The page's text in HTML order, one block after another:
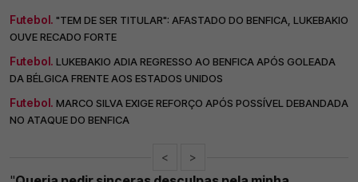
Futebol. "TEM DE SER TITULAR": AFASTADO DO BENFICA, LUKEBAKIO
OUVE RECADO FORTE
Futebol. LUKEBAKIO ADIA REGRESSO AO BENFICA APÓS GOLEADA
DA BÉLGICA FRENTE AOS ESTADOS UNIDOS
Futebol. MARCO SILVA EXIGE REFORÇO APÓS POSSÍVEL DEBANDADA
NO ATAQUE DO BENFICA
< >